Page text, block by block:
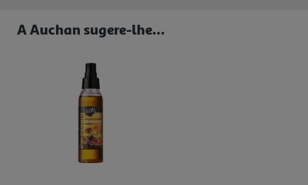
A Auchan sugere-lhe...